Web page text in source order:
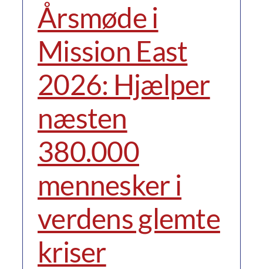
Årsmøde i
Mission East
2026: Hjælper
næsten
380.000
mennesker i
verdens glemte
kriser